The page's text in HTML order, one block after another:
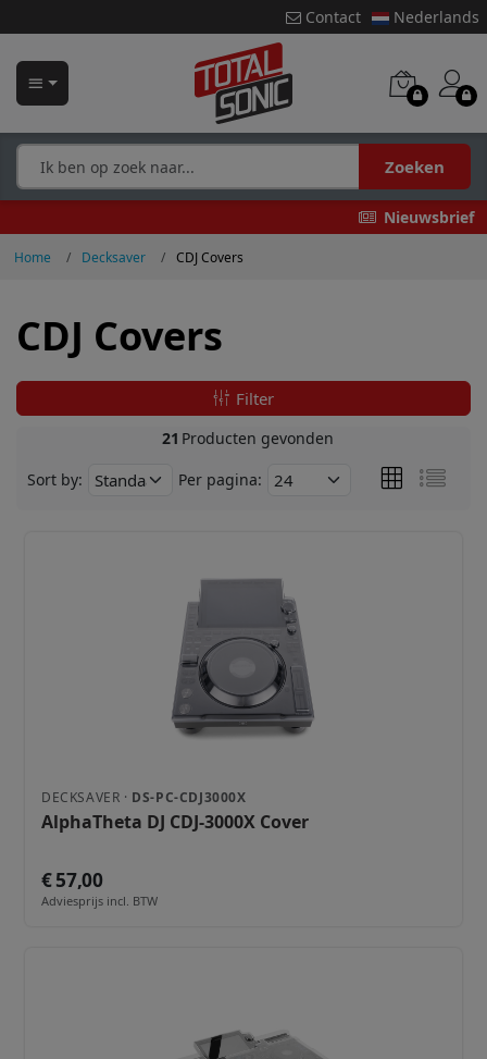
Contact Nederlands
Zoeken
Nieuwsbrief
Home Decksaver CDJ Covers
CDJ Covers
Filter
21 Producten gevonden
Sort by: Per pagina:
DECKSAVER · DS-PC-CDJ3000X
AlphaTheta DJ CDJ-3000X Cover
€ 57,00
Adviesprijs incl. BTW